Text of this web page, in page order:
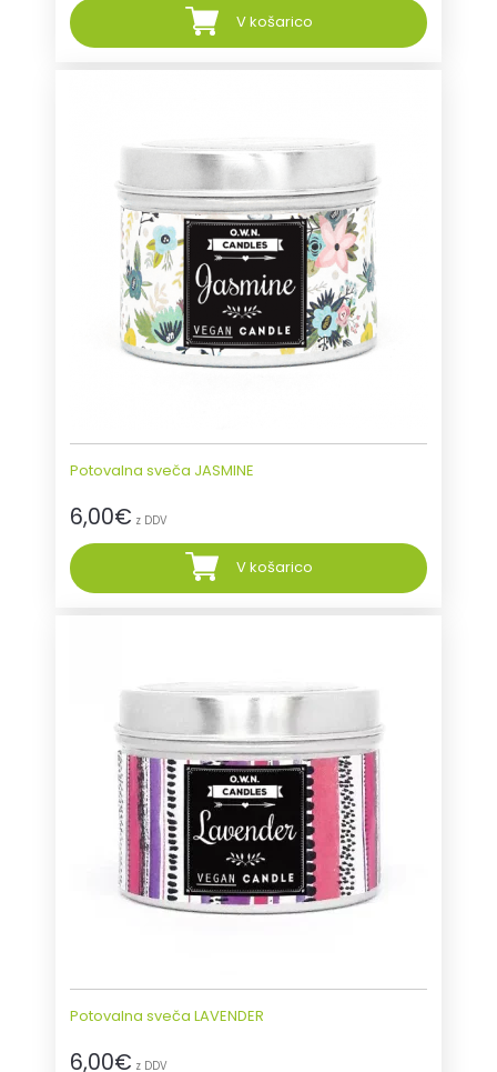
V košarico
Potovalna sveča JASMINE
6,00€ z DDV
V košarico
Potovalna sveča LAVENDER
6,00€ z DDV